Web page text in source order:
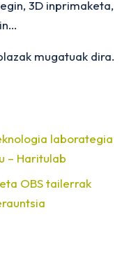
3D inprimaketa,
…
mugatuak dira.
laborategia
– Haritulab
OBS tailerrak